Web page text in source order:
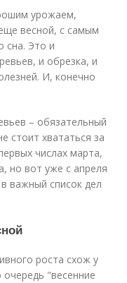
урожаем,
весной, с самым
сна. Это и
и обрезка, и
И, конечно
– обязательный
стоит хвататься за
числах марта,
но вот уже с апреля
важный список дел
роста схож у
"весенние